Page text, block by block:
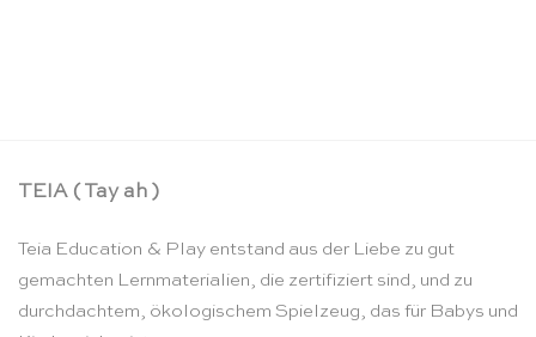
TEIA ( Tay ah )
Teia Education & Play entstand aus der Liebe zu gut
gemachten Lernmaterialien, die zertifiziert sind, und zu
durchdachtem, ökologischem Spielzeug, das für Babys und